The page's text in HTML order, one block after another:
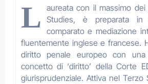
L aureata con il massimo
Studies, è preparata in
comparato e mediazione
fluentemente inglese e francese.
diritto penale europeo con
concetto di ‘diritto’ della Corte
giurisprudenziale. Attiva nel Terzo